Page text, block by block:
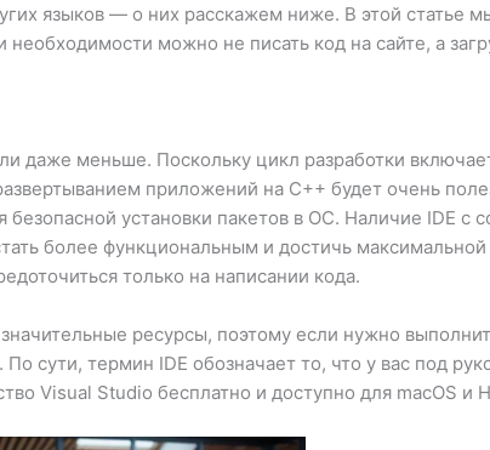
языков — о них расскажем ниже. В этой статье
можно не писать код на сайте, а
даже меньше. Поскольку цикл разработки
приложений на C++ будет очень
установки пакетов в ОС. Наличие IDE с
более функциональным и достичь
только на написании кода.
ресурсы, поэтому если нужно
сути, термин IDE обозначает то, что у вас под
Visual Studio бесплатно и доступно для macOS и